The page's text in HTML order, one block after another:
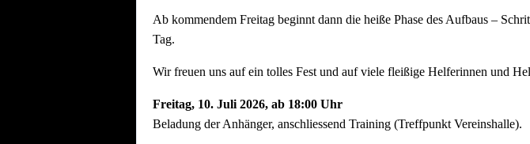
Ab kommendem Freitag beginnt dann die heiße Phase des Aufbaus –
Tag.
Wir freuen uns auf ein tolles Fest und auf viele fleißige Helferinnen und
Freitag, 10. Juli 2026, ab 18:00 Uhr
Beladung der Anhänger, anschliessend Training (Treffpunkt Vereinshalle).